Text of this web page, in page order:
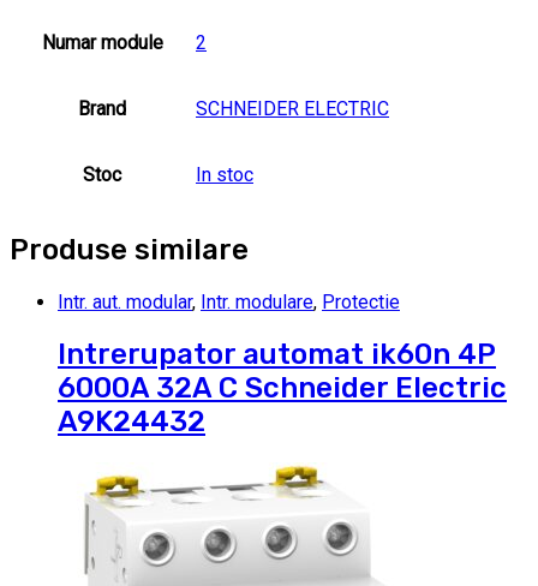
Numar module 2
Brand SCHNEIDER ELECTRIC
Stoc In stoc
Produse similare
Intr. aut. modular, Intr. modulare, Protectie
Intrerupator automat ik60n 4P
6000A 32A C Schneider Electric
A9K24432